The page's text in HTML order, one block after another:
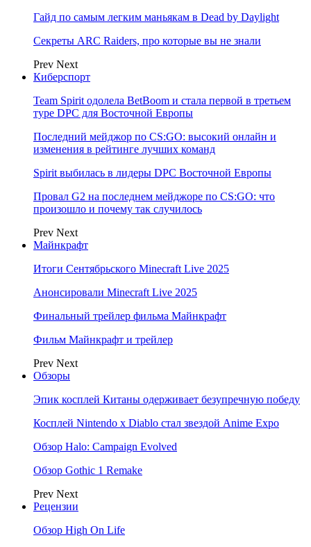
Гайд по самым легким маньякам в Dead by Daylight
Секреты ARC Raiders, про которые вы не знали
Prev Next
Киберспорт
Team Spirit одолела BetBoom и стала первой в третьем
туре DPC для Восточной Европы
Последний мейджор по CS:GO: высокий онлайн и
изменения в рейтинге лучших команд
Spirit выбилась в лидеры DPC Восточной Европы
Провал G2 на последнем мейджоре по CS:GO: что
произошло и почему так случилось
Prev Next
Майнкрафт
Итоги Сентябрьского Minecraft Live 2025
Анонсировали Minecraft Live 2025
Финальный трейлер фильма Майнкрафт
Фильм Майнкрафт и трейлер
Prev Next
Обзоры
Эпик косплей Китаны одерживает безупречную победу
Косплей Nintendo x Diablo стал звездой Anime Expo
Обзор Halo: Campaign Evolved
Обзор Gothic 1 Remake
Prev Next
Рецензии
Обзор High On Life